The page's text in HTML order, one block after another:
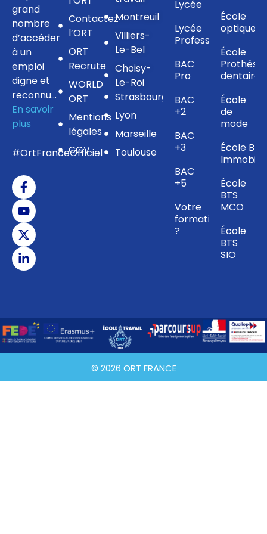
grand
nombre
d’accéder
à un
emploi
digne et
reconnu…
En savoir
plus
#OrtFranceOfficiel
Contactez
l’ORT
ORT
Recrute
WORLD
ORT
Mentions
légales
CGV
Montreuil
Villiers-
Le-Bel
Choisy-
Le-Roi
Strasbourg
Lyon
Marseille
Toulouse
Lycée
Lycée
Professionnel
BAC
Pro
BAC
+2
BAC
+3
BAC
+5
Votre
formation
?
École
optique
École
dentaire
École
de
mode
École BTS
École
BTS
MCO
École
BTS
SIO
© 2026 ORT FRANCE